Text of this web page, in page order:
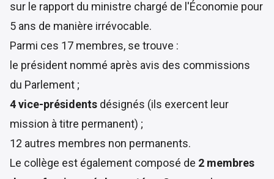
sur le rapport du ministre chargé de l'Économie pour
5 ans de manière irrévocable.
Parmi ces 17 membres, se trouve :
le président nommé après avis des commissions
du Parlement ;
4 vice-présidents désignés (ils exercent leur
mission à titre permanent) ;
12 autres membres non permanents.
Le collège est également composé de 2 membres